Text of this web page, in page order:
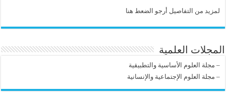
لمزيد من التفاصيل أرجو الضعط هنا
المجلات العلمية
– مجلة العلوم الأساسية والتطبيقية
– مجلة العلوم الإجتماعية والإنسانية